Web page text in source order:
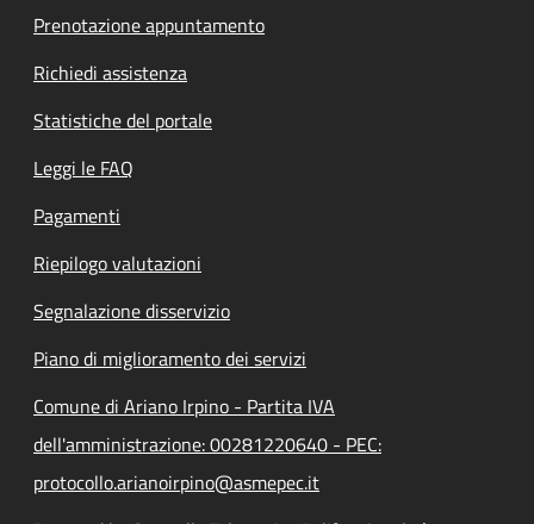
Prenotazione appuntamento
Richiedi assistenza
Statistiche del portale
Leggi le FAQ
Pagamenti
Riepilogo valutazioni
Segnalazione disservizio
Piano di miglioramento dei servizi
Comune di Ariano Irpino - Partita IVA
dell'amministrazione: 00281220640 - PEC:
protocollo.arianoirpino@asmepec.it